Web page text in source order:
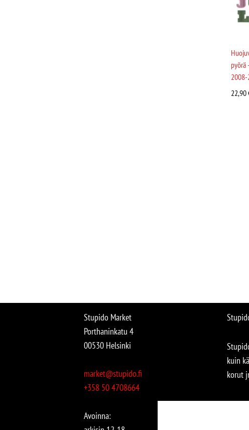
pyörä
2008-
22,90
Stupido Market
Porthaninkatu 4
00530 Helsinki
market@stupido.fi
+358 50 4708664
Avoinna:
kuin
korut